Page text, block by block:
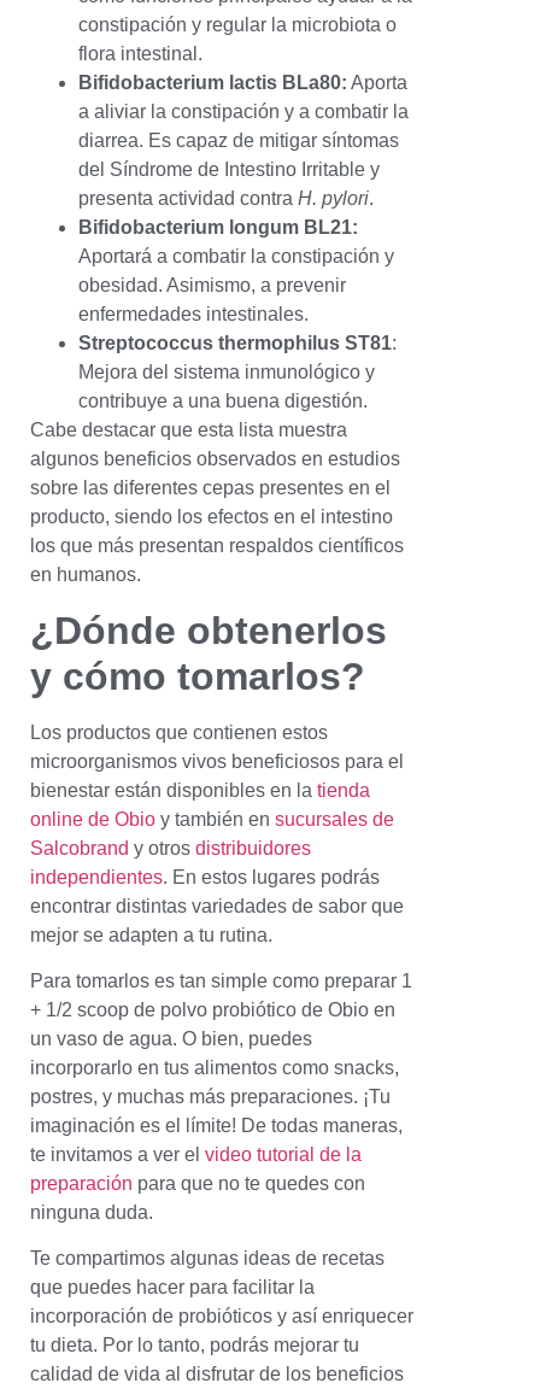
constipación y regular la microbiota o
flora intestinal.
Bifidobacterium lactis BLa80: Aporta
a aliviar la constipación y a combatir la
diarrea. Es capaz de mitigar síntomas
del Síndrome de Intestino Irritable y
presenta actividad contra H. pylori.
Bifidobacterium longum BL21:
Aportará a combatir la constipación y
obesidad. Asimismo, a prevenir
enfermedades intestinales.
Streptococcus thermophilus ST81:
Mejora del sistema inmunológico y
contribuye a una buena digestión.
Cabe destacar que esta lista muestra
algunos beneficios observados en estudios
sobre las diferentes cepas presentes en el
producto, siendo los efectos en el intestino
los que más presentan respaldos científicos
en humanos.
¿Dónde obtenerlos
y cómo tomarlos?
Los productos que contienen estos
microorganismos vivos beneficiosos para el
bienestar están disponibles en la tienda
online de Obio y también en sucursales de
Salcobrand y otros distribuidores
independientes. En estos lugares podrás
encontrar distintas variedades de sabor que
mejor se adapten a tu rutina.
Para tomarlos es tan simple como preparar 1
+ 1/2 scoop de polvo probiótico de Obio en
un vaso de agua. O bien, puedes
incorporarlo en tus alimentos como snacks,
postres, y muchas más preparaciones. ¡Tu
imaginación es el límite! De todas maneras,
te invitamos a ver el video tutorial de la
preparación para que no te quedes con
ninguna duda.
Te compartimos algunas ideas de recetas
que puedes hacer para facilitar la
incorporación de probióticos y así enriquecer
tu dieta. Por lo tanto, podrás mejorar tu
calidad de vida al disfrutar de los beneficios